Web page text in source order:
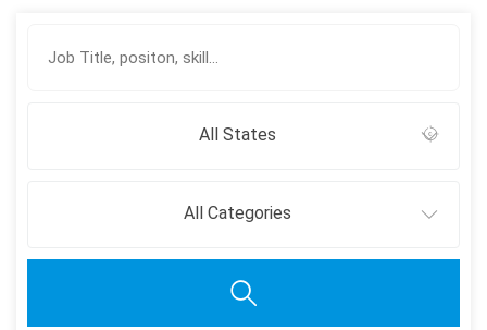
All States
All Categories